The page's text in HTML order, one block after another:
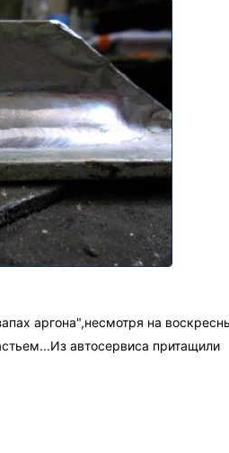
аргона",несмотря на
автосервиса притащили